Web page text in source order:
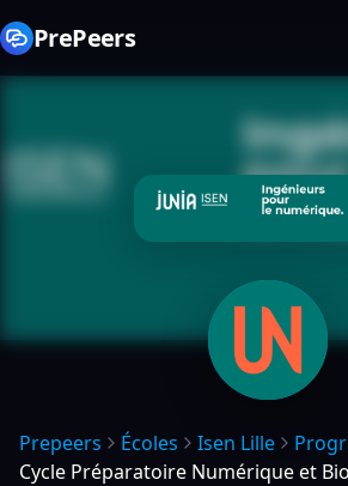
PrePeers
Prepeers Écoles Isen Lille
Cycle Préparatoire Numérique et